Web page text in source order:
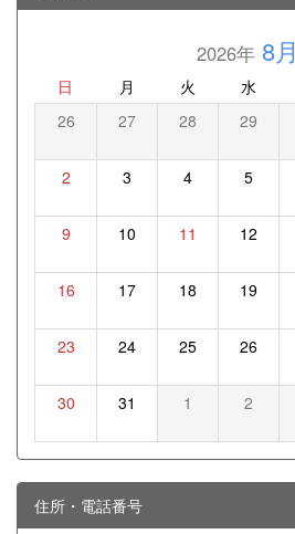
2026年8月
日 月 火 水
26 27 28 29
2 3 4 5
9 10 11 12
16 17 18 19
23 24 25 26
30 31 1 2
住所・電話番号